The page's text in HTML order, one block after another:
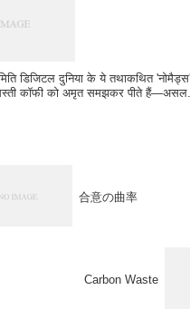
डिजिटल दुनिया के ये तथाकथित
कॉफी को अमृत समझकर पीते
合意の曲率
Carbon Waste